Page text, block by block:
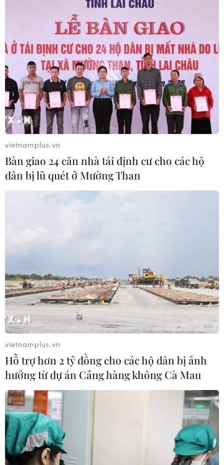
vietnamplus.vn
Bàn giao 24 căn nhà tái định cư cho các hộ
dân bị lũ quét ở Mường Than
vietnamplus.vn
Hỗ trợ hơn 2 tỷ đồng cho các hộ dân bị ảnh
hưởng từ dự án Cảng hàng không Cà Mau